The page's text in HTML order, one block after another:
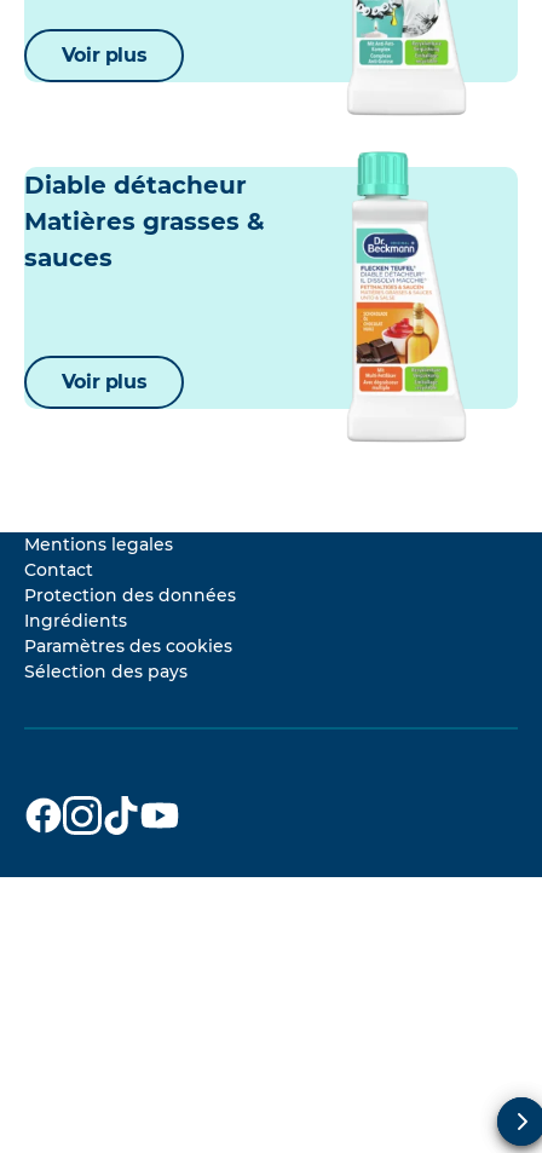
Voir plus
Diable détacheur
Matières grasses &
sauces
Voir plus
Mentions legales
Contact
Protection des données
Ingrédients
Paramètres des cookies
Sélection des pays
Dr. Beckmann
sur
Dr. Beckmann
sur
Dr. Beckmann
sur